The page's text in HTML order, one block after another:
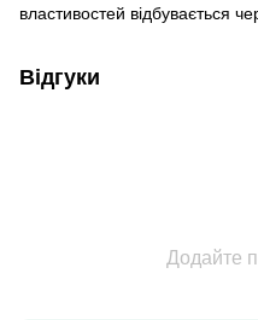
властивостей відбувається
Відгуки
Додайте